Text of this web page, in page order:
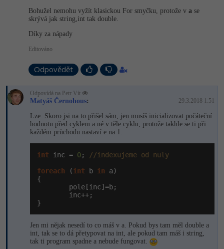
Copywriter
SEO specialista
Algoritmy -41%
Pro děti
Více
Fórum
Kurzy e-commerce
Datová analýza
Marketing -30%
Kurzy designu
HTML/CSS -80%
Adobe Illustrator -80%
Příběhy absolventů
Kariéra
Bohužel nemohu vyžít klasickou For smyčku, protože v a se
skrývá jak string,int tak double.
Díky za nápady
Editováno
Odpovědět
Odpovídá na Petr Vít
Matyáš Černohous: 29.3.2018 1:51
Lze. Skoro jsi na to přišel sám, jen musíš inicializovat počáteční
hodnotu před cyklem a né v těle cyklu, protože takhle se ti při
každém průchodu nastaví e na 1.
int inc = 0;
//indexujeme od nuly
foreach (int b in a)
{
        pole[inc]=b;
        inc++;
}
Jen mi nějak nesedí to co máš v a. Pokud bys tam měl double a
int, tak se to dá přetypovat na int, ale pokud tam máš i string,
tak ti program spadne a nebude fungovat.